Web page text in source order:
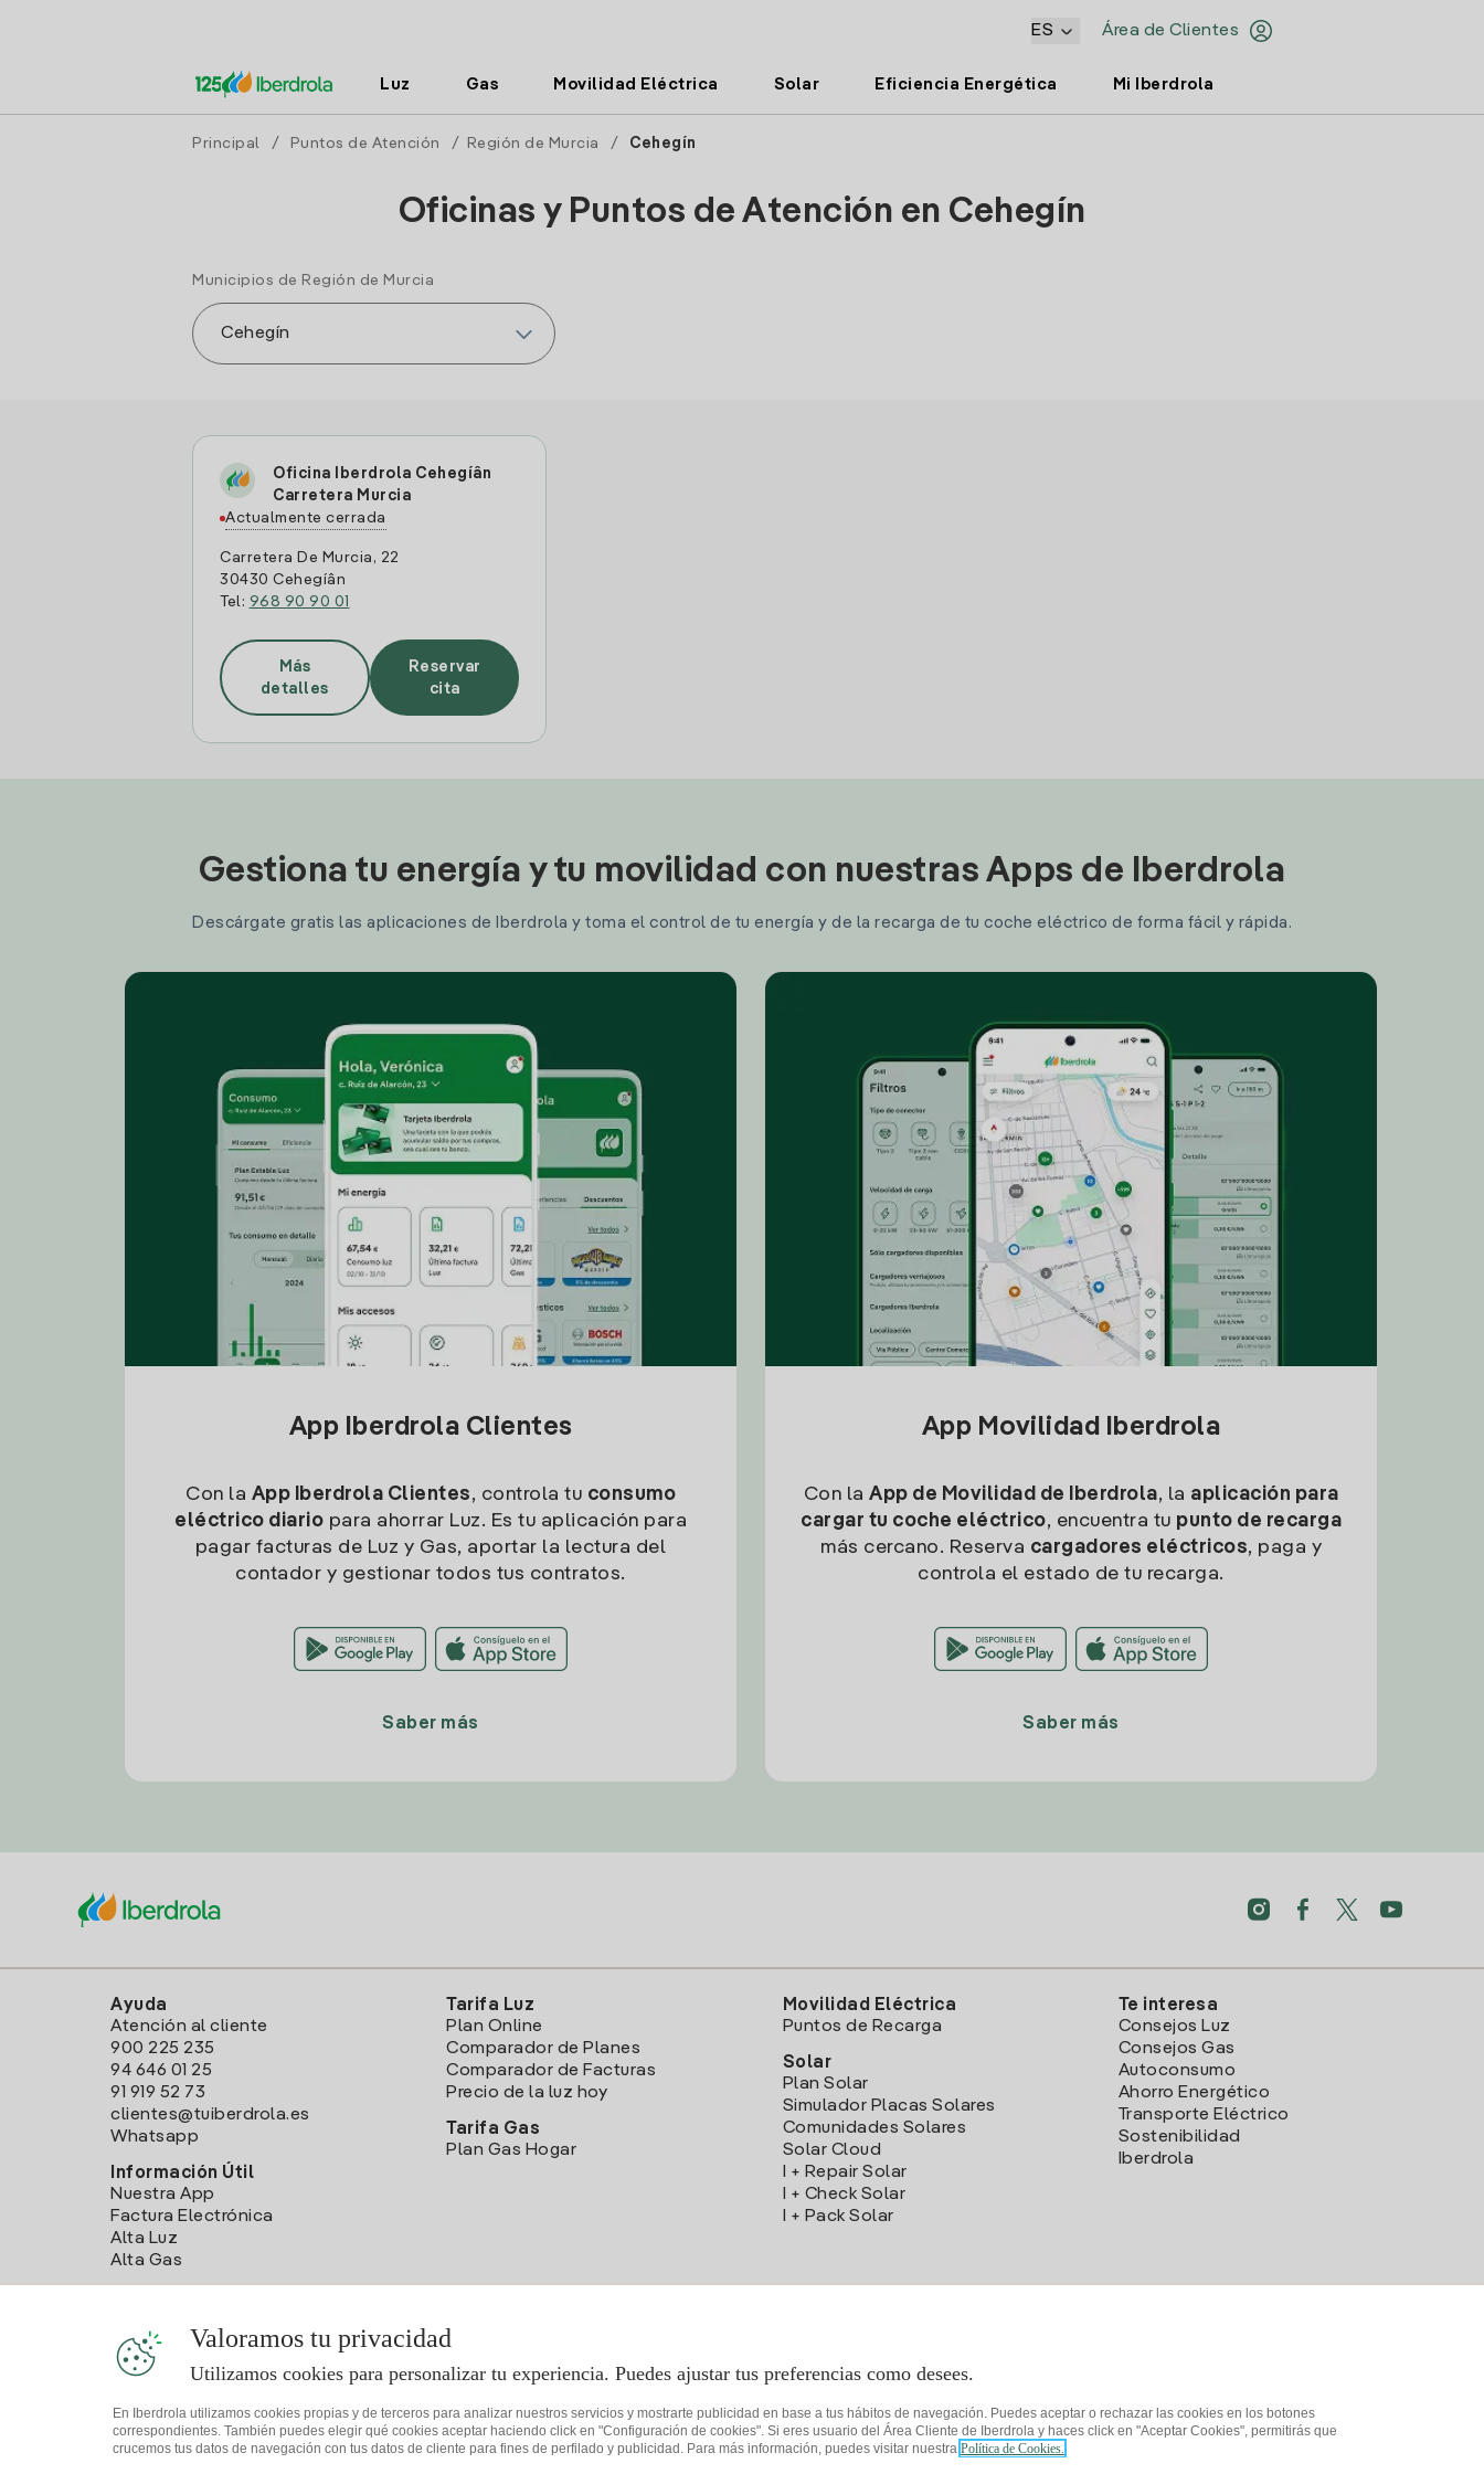
Área de Clientes
ES
Luz Gas Movilidad Eléctrica Solar Eficiencia Energética Mi Iberdrola
Principal / Puntos de Atención / Región de Murcia / Cehegín
Oficinas y Puntos de Atención en Cehegín
Municipios de Región de Murcia
Oficina Iberdrola Cehegí­â­n
Carretera Murcia
Actualmente cerrada
Carretera De Murcia, 22
30430 Cehegí­â­n
Tel: 968 90 90 01
Más
detalles
Reservar
cita
Gestiona tu energía y tu movilidad con nuestras Apps de Iberdrola
Descárgate gratis las aplicaciones de Iberdrola y toma el control de tu energía y de la recarga de tu coche eléctrico de forma fácil y rápida.
App Iberdrola Clientes
Con la App Iberdrola Clientes, controla tu consumo
eléctrico diario para ahorrar Luz. Es tu aplicación para
pagar facturas de Luz y Gas, aportar la lectura del
contador y gestionar todos tus contratos.
Saber más
App Movilidad Iberdrola
Con la App de Movilidad de Iberdrola, la aplicación para
cargar tu coche eléctrico, encuentra tu punto de recarga
más cercano. Reserva cargadores eléctricos, paga y
controla el estado de tu recarga.
Saber más
Ayuda
Atención al cliente
900 225 235
94 646 01 25
91 919 52 73
clientes@tuiberdrola.es
Whatsapp
Información Útil
Nuestra App
Factura Electrónica
Alta Luz
Alta Gas
Tarifa Luz
Plan Online
Comparador de Planes
Comparador de Facturas
Precio de la luz hoy
Tarifa Gas
Plan Gas Hogar
Movilidad Eléctrica
Puntos de Recarga
Solar
Plan Solar
Simulador Placas Solares
Comunidades Solares
Solar Cloud
I + Repair Solar
I + Check Solar
I + Pack Solar
Te interesa
Consejos Luz
Consejos Gas
Autoconsumo
Ahorro Energético
Transporte Eléctrico
Sostenibilidad
Iberdrola
Valoramos tu privacidad
Utilizamos cookies para personalizar tu experiencia. Puedes ajustar tus preferencias como desees.
En Iberdrola utilizamos cookies propias y de terceros para analizar nuestros servicios y mostrarte publicidad en base a tus hábitos de navegación. Puedes aceptar o rechazar las cookies en los botones
correspondientes. También puedes elegir qué cookies aceptar haciendo click en "Configuración de cookies". Si eres usuario del Área Cliente de Iberdrola y haces click en "Aceptar Cookies", permitirás que
crucemos tus datos de navegación con tus datos de cliente para fines de perfilado y publicidad. Para más información, puedes visitar nuestra Política de Cookies.